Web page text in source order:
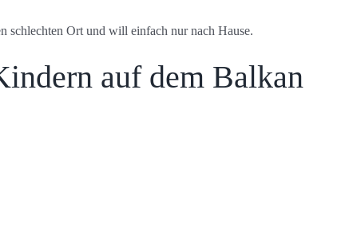
schlechten Ort und will einfach nur nach Hause.
auf dem Balkan